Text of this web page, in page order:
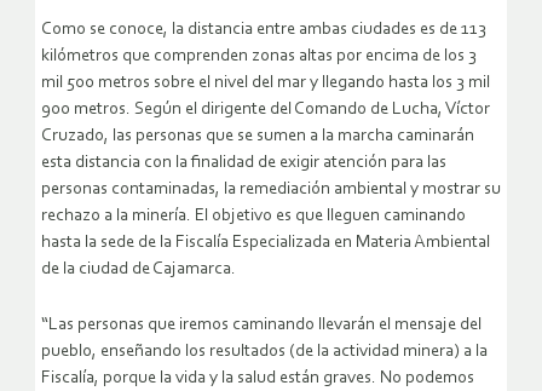
Como se conoce, la distancia entre ambas ciudades es de 113
kilómetros que comprenden zonas altas por encima de los 3
mil 500 metros sobre el nivel del mar y llegando hasta los 3 mil
900 metros. Según el dirigente del Comando de Lucha, Víctor
Cruzado, las personas que se sumen a la marcha caminarán
esta distancia con la finalidad de exigir atención para las
personas contaminadas, la remediación ambiental y mostrar su
rechazo a la minería. El objetivo es que lleguen caminando
hasta la sede de la Fiscalía Especializada en Materia Ambiental
de la ciudad de Cajamarca.
“Las personas que iremos caminando llevarán el mensaje del
pueblo, enseñando los resultados (de la actividad minera) a la
Fiscalía, porque la vida y la salud están graves. No podemos